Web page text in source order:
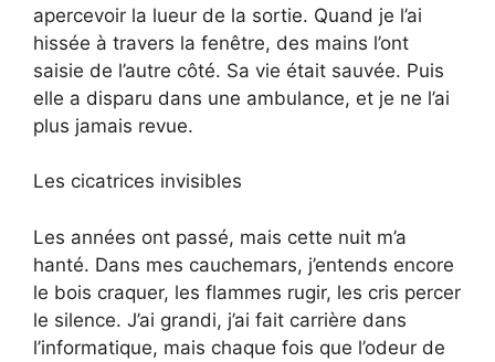
apercevoir la lueur de la sortie. Quand je l’ai
hissée à travers la fenêtre, des mains l’ont
saisie de l’autre côté. Sa vie était sauvée. Puis
elle a disparu dans une ambulance, et je ne l’ai
plus jamais revue.
Les cicatrices invisibles
Les années ont passé, mais cette nuit m’a
hanté. Dans mes cauchemars, j’entends encore
le bois craquer, les flammes rugir, les cris percer
le silence. J’ai grandi, j’ai fait carrière dans
l’informatique, mais chaque fois que l’odeur de